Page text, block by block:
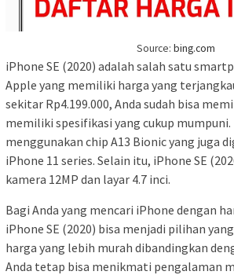
Source: bing.com
iPhone SE (2020) adalah salah satu
Apple yang memiliki harga yang
sekitar Rp4.199.000, Anda sudah bisa
memiliki spesifikasi yang cukup mumpuni.
menggunakan chip A13 Bionic yang juga
iPhone 11 series. Selain itu, iPhone SE
kamera 12MP dan layar 4.7 inci.
Bagi Anda yang mencari iPhone dengan
iPhone SE (2020) bisa menjadi pilihan
harga yang lebih murah dibandingkan
Anda tetap bisa menikmati pengalaman